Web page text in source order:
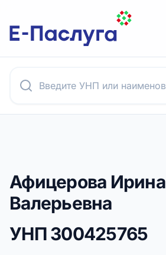
Афицерова Ирина
Валерьевна
УНП300425765